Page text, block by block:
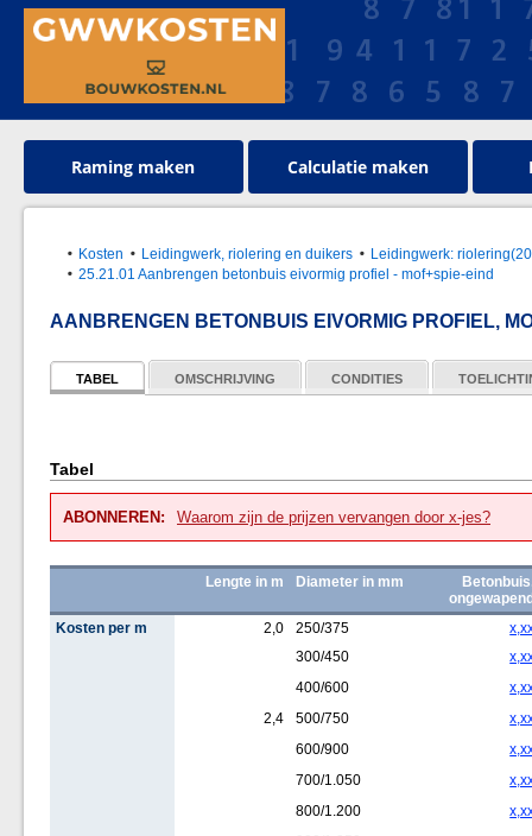
Raming maken Calculatie maken
Kosten Leidingwerk, riolering en duikers
Leidingwerk:
25.21.01 Aanbrengen betonbuis eivormig profiel - mof+spie-eind
AANBRENGEN BETONBUIS EIVORMIG PROFIEL,
TABEL OMSCHRIJVING CONDITIES
Tabel
ABONNEREN: Waarom zijn de prijzen vervangen door x-jes?
Lengte in m Diameter in mm
Kosten per m
2,0 250/375
300/450
400/600
2,4
500/750
600/900
700/1.050
800/1.200